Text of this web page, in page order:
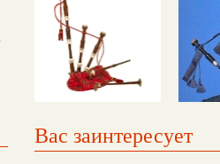
Вас заинтересует